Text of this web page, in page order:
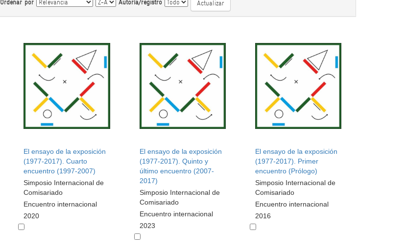
Ordenar por Autoría/registro
El ensayo de la exposición
(1977-2017). Cuarto
encuentro (1997-2007)
Simposio Internacional de
Comisariado
Encuentro internacional
2020
El ensayo de la exposición
(1977-2017). Quinto y
último encuentro (2007-
2017)
Simposio Internacional de
Comisariado
Encuentro internacional
2023
El ensayo de la exposición
(1977-2017). Primer
encuentro (Prólogo)
Simposio Internacional de
Comisariado
Encuentro internacional
2016